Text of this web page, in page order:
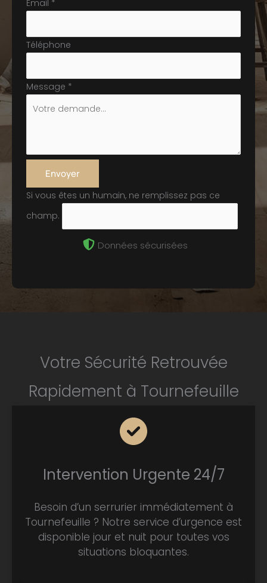
Email *
Téléphone
Message *
Envoyer
Si vous êtes un humain, ne remplissez pas ce
champ.
Données sécurisées
Votre Sécurité Retrouvée
Rapidement à Tournefeuille
Intervention Urgente 24/7
Besoin d’un serrurier immédiatement à
Tournefeuille ? Notre service d’urgence est
disponible jour et nuit pour toutes vos
situations bloquantes.